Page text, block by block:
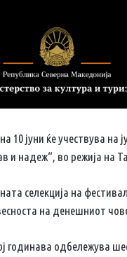
10 јуни ќе учествува
и надеж“, во режија на
селекција на
на денешниот
годинава одбележува